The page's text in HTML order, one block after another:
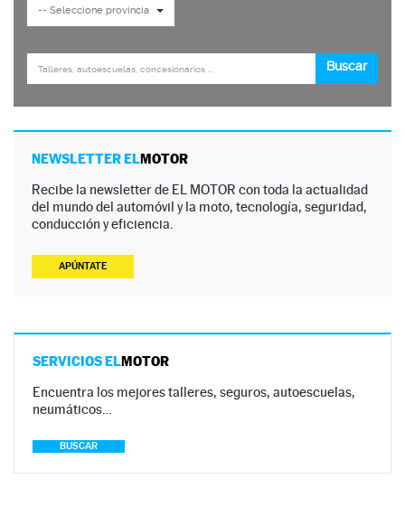
NEWSLETTER ELMOTOR
Recibe la newsletter de EL MOTOR con toda la actualidad
del mundo del automóvil y la moto, tecnología, seguridad,
conducción y eficiencia.
APÚNTATE
SERVICIOS ELMOTOR
Encuentra los mejores talleres, seguros, autoescuelas,
neumáticos…
BUSCAR